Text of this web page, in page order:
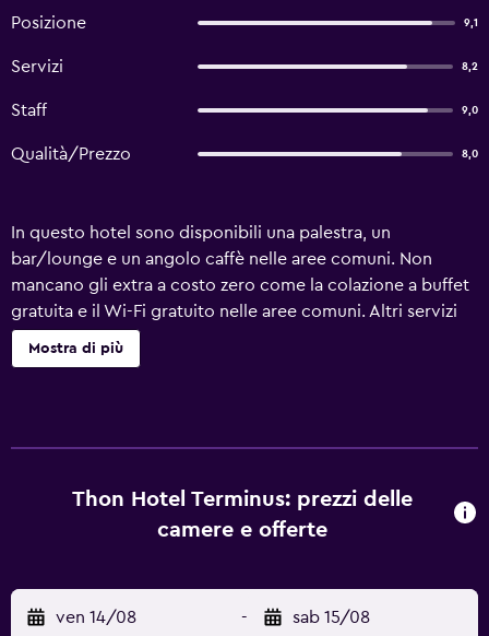
Posizione 9,1
Servizi 8,2
Staff 9,0
Qualità/Prezzo 8,0
In questo hotel sono disponibili una palestra, un
bar/lounge e un angolo caffè nelle aree comuni. Non
mancano gli extra a costo zero come la colazione a buffet
gratuita e il Wi-Fi gratuito nelle aree comuni. Altri servizi
includono una sala per riunioni, servizio di lavanderia e
lavaggio a secco e una reception aperta 24 ore su 24.
doccia, set di cortesia gratuiti e asciugacapelli. Questo
hotel di Oslo offre accesso wireless a Internet gratuito.
tende oscuranti. Le pulizie vengono eseguite tutti i giorni.
I servizi ricreativi di un hotel includono una palestra.
Mostra di più
Thon Hotel Terminus: prezzi delle
camere e offerte
ven 14/08 - sab 15/08